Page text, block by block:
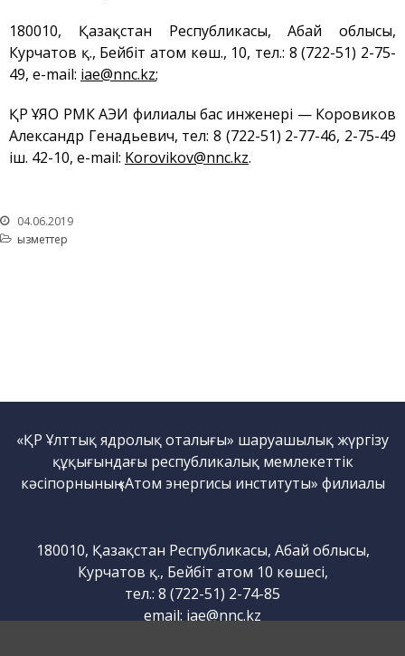
180010, Қазақстан Республикасы, Абай облысы,
Курчатов қ., Бейбіт атом көш., 10, тел.: 8 (722-51) 2-75-
49, е-mail: iae@nnc.kz;
ҚР ҰЯО РМК АЭИ филиалы бас инженері — Коровиков
Александр Генадьевич, тел: 8 (722-51) 2-77-46, 2-75-49
іш. 42-10, е-mail: Korovikov@nnc.kz.
04.06.2019
Қызметтер
«ҚР Ұлттық ядролық оталығы» шаруашылық жүргізу
құқығындағы республикалық мемлекеттік
кәсіпорнының «Атом энергисы институты» филиалы
180010, Қазақстан Республикасы, Абай облысы,
Курчатов қ., Бейбіт атом 10 көшесі,
тел.: 8 (722-51) 2-74-85
email: iae@nnc.kz